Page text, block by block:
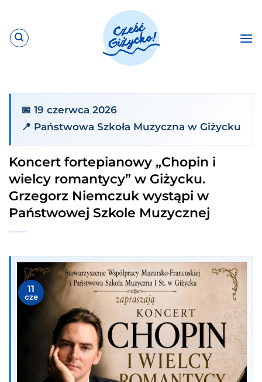
zawartości
📅 19 czerwca 2026
📍 Państwowa Szkoła Muzyczna w Giżycku
Koncert fortepianowy „Chopin i
wielcy romantycy” w Giżycku.
Grzegorz Niemczuk wystąpi w
Państwowej Szkole Muzycznej
11
cze